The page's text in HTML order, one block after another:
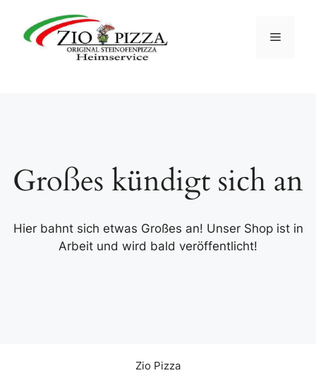
Inhalt
springen
Menü
Großes kündigt sich an
Hier bahnt sich etwas Großes an! Unser Shop ist in
Arbeit und wird bald veröffentlicht!
Zio Pizza